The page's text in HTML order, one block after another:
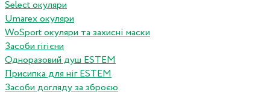
Select окуляри
Umarex окуляри
WoSport окуляри та захисні маски
Засоби гігієни
Одноразовий душ ESTEM
Присипка для ніг ESTEM
Засоби догляду за зброєю